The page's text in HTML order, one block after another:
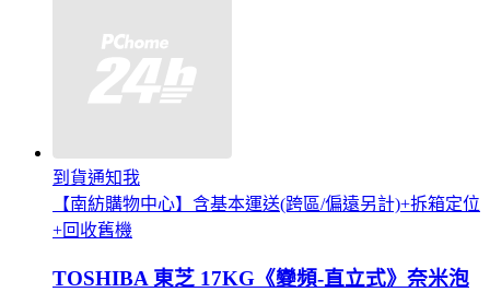
到貨通知我
【南紡購物中心】含基本運送(跨區/偏遠另計)+拆箱定位
+回收舊機
TOSHIBA 東芝 17KG《變頻-直立式》奈米泡